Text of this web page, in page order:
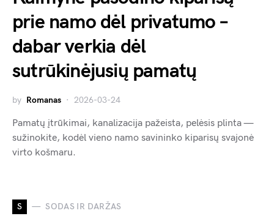
prie namo dėl privatumo –
dabar verkia dėl
sutrūkinėjusių pamatų
by Romanas 2026-03-24
Pamatų įtrūkimai, kanalizacija pažeista, pelėsis plinta —
sužinokite, kodėl vieno namo savininko kiparisų svajonė
virto košmaru.
S SODAS IR DARŽAS